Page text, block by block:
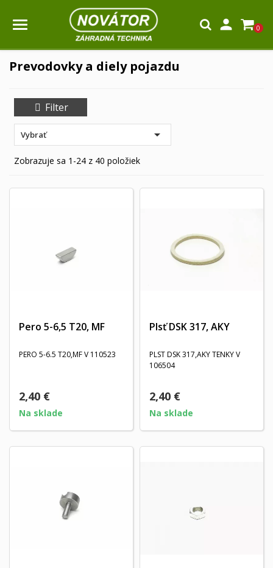
 0
Prevodovky a diely pojazdu
Filter
Vybrať 
Zobrazuje sa 1-24 z 40 položiek
Pero 5-6,5 T20, MF
PERO 5-6.5 T20,MF V 110523
2,40 €
Na sklade
Plsť DSK 317, AKY
PLST DSK 317,AKY TENKY V
106504
2,40 €
Na sklade